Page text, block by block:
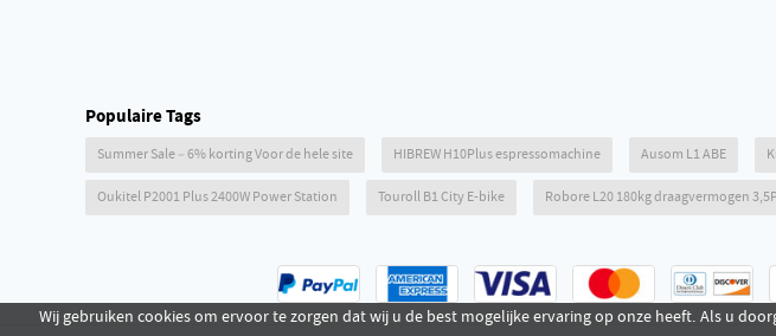
Wij gebruiken cookies om ervoor te zorgen dat wij u de best mogelijke ervaring op onze heeft. Als u
Populaire Tags
Summer Sale – 6% korting Voor de hele site HIBREW H10Plus espressomachine Ausom L1 ABE
Oukitel P2001 Plus 2400W Power Station Touroll B1 City E-bike Robore L20 180kg draagvermogen